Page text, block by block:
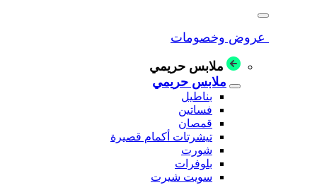
عروض وخصومات
ملابس حريمي
ملابس حريمي
بناطيل
فساتين
قمصان
تيشرتات أكمام قصيرة
شورت
بلوفرات
سويت شيرت